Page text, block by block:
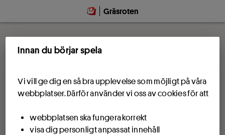
Gräsroten
Innan du börjar spela
Vi vill ge dig en så bra upplevelse som möjligt på våra
webbplatser. Därför använder vi oss av cookies för att
webbplatsen ska fungera korrekt
visa dig personligt anpassat innehåll